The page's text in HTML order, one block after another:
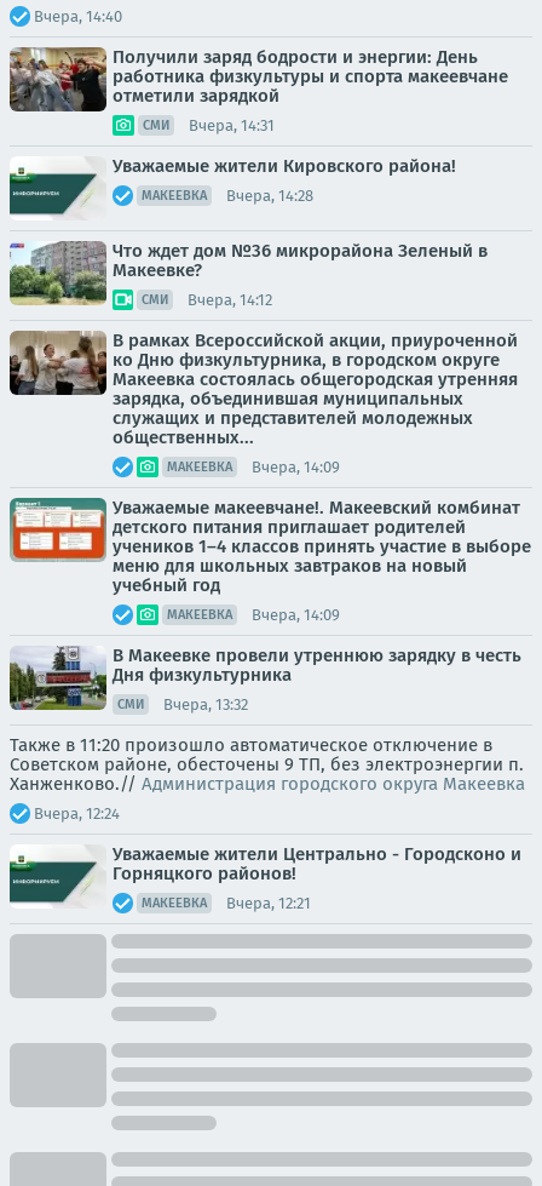
Вчера, 14:40
Получили заряд бодрости и энергии: День
работника физкультуры и спорта макеевчане
отметили зарядкой
СМИ Вчера, 14:31
Уважаемые жители Кировского района!
МАКЕЕВКА Вчера, 14:28
Что ждет дом №36 микрорайона Зеленый в
Макеевке?
СМИ Вчера, 14:12
В рамках Всероссийской акции, приуроченной
ко Дню физкультурника, в городском округе
Макеевка состоялась общегородская утренняя
зарядка, объединившая муниципальных
служащих и представителей молодежных
общественных...
МАКЕЕВКА Вчера, 14:09
Уважаемые макеевчане!. Макеевский комбинат
детского питания приглашает родителей
учеников 1–4 классов принять участие в выборе
меню для школьных завтраков на новый
учебный год
МАКЕЕВКА Вчера, 14:09
В Макеевке провели утреннюю зарядку в честь
Дня физкультурника
СМИ Вчера, 13:32
Также в 11:20 произошло автоматическое отключение в
Советском районе, обесточены 9 ТП, без электроэнергии п.
Ханженково.// Администрация городского округа Макеевка
Вчера, 12:24
Уважаемые жители Центрально - Городсконо и
Горняцкого районов!
МАКЕЕВКА Вчера, 12:21